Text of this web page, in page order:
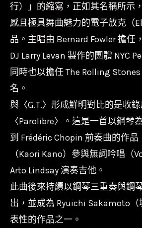
曲】
坂
本
龍
一
RYUICHI
Sakamoto
G.T./MDJL-
1023
行）」的縮寫，正如其名稱所示
感且極具舞曲魅力的電子放克（
品。主唱由 Bernard Fowler 擔任
DJ Larry Levan 製作的團體 NYC
同時也以擔任 The Rolling
名。
與〈G.T.〉形成鮮明對比的是收
〈Parolibre〉。這是一首以鋼琴
到 Frédéric Chopin 前奏曲的作
（Kaori Kano）參與無詞吟唱（
Arto Lindsay 演奏吉他。
此曲後來持續以鋼琴三重奏與鋼
出，並成為 Ryuichi Sakamoto
表性的作品之一。